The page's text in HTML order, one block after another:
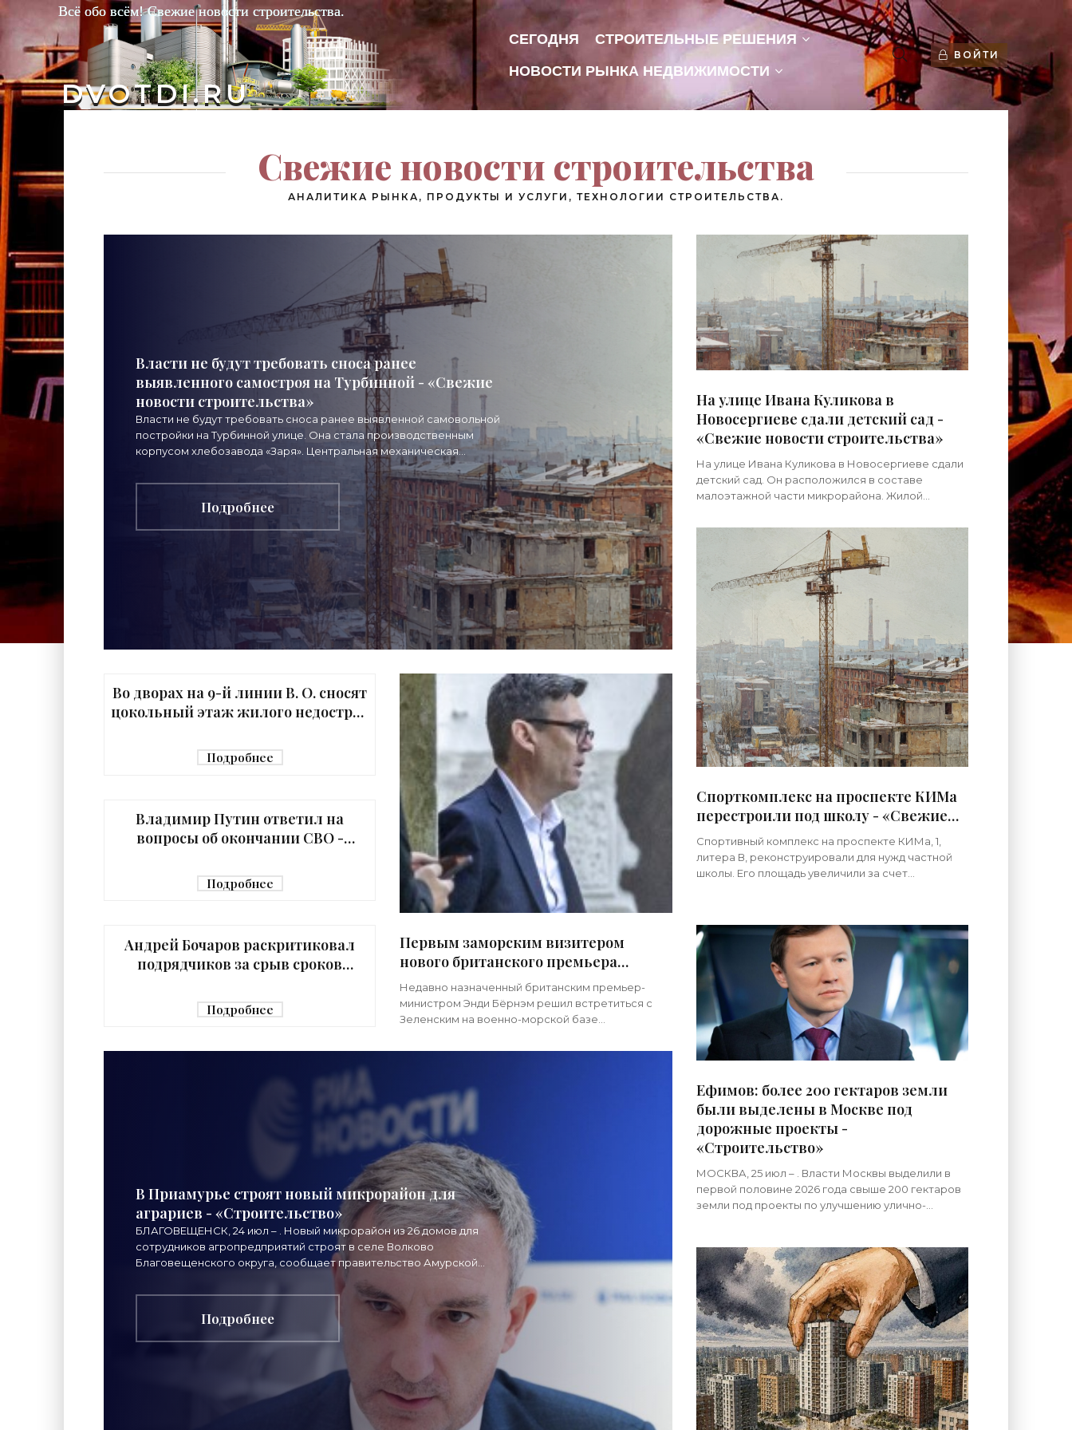
DVOTDI.RU
Всё обо всём! Свежие новости строительства.
СЕГОДНЯ
СТРОИТЕЛЬНЫЕ РЕШЕНИЯ
НОВОСТИ РЫНКА НЕДВИЖИМОСТИ
ВОЙТИ
Свежие новости строительства
АНАЛИТИКА РЫНКА, ПРОДУКТЫ И УСЛУГИ, ТЕХНОЛОГИИ СТРОИТЕЛЬСТВА.
Власти не будут требовать сноса ранее
выявленного самостроя на Турбинной - «Свежие
новости строительства»
Власти не будут требовать сноса ранее выявленной самовольной
постройки на Турбинной улице. Она стала производственным
корпусом хлебозавода «Заря». Центральная механическая
Подробнее
На улице Ивана Куликова в
Новосергиеве сдали детский сад -
«Свежие новости строительства»
На улице Ивана Куликова в Новосергиеве сдали
детский сад. Он расположился в составе
малоэтажной части микрорайона. Жилой
Ветеранов возводит Setl Group. До
Спорткомплекс на проспекте КИМа
перестроили под школу - «Свежие
новости строительства»
Спортивный комплекс на проспекте КИМа, 1,
литера В, реконструировали для нужд частной
школы. Его площадь увеличили за счет
Во дворах на 9-й линии В. О. сносят
цокольный этаж жилого недостроя
Подробнее
Первым заморским визитером
нового британского премьера
оказался Зеленский -
«Недвижимость»
Недавно назначенный британским премьер-
министром Энди Бёрнэм решил встретиться с
Зеленским на военно-морской базе
поддержки. Гастролер с Украины оказался
Владимир Путин ответил на
вопросы об окончании СВО -
Подробнее
В Приамурье строят новый микрорайон для
аграриев - «Строительство»
БЛАГОВЕЩЕНСК, 24 июл – . Новый микрорайон из 26 домов для
сотрудников агропредприятий строят в селе Волково
Благовещенского округа, сообщает правительство Амурской
Подробнее
Ефимов: более 200 гектаров земли
были выделены в Москве под
дорожные проекты -
«Строительство»
МОСКВА, 25 июл – . Власти Москвы выделили в
первой половине 2026 года свыше 200 гектаров
земли под проекты по улучшению улично-
Андрей Бочаров раскритиковал
подрядчиков за срыв сроков
«Строительство»
Подробнее